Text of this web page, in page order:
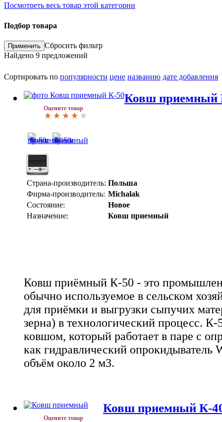
Посмотреть весь товар этой категории
Подбор товара
Сбросить фильтр
Найдено 9 предложений
Сортировать по популярности цене названию дате добавления
Оцените товар
Ковш приемный
Страна-производитель: Польша
Фирма-производитель: Michalak
Состояние:
Новое
Назначение:
Ковш приемный
Ковш приёмный К-50 - это
обычно используемое в сельском
для приёмки и выгрузки сыпучих
зерна) в технологический процесс.
ковшом, который работает в паре с
как гидравлический опрокидыватель
объём около 2 м3.
Оцените товар
Ковш приемный К-